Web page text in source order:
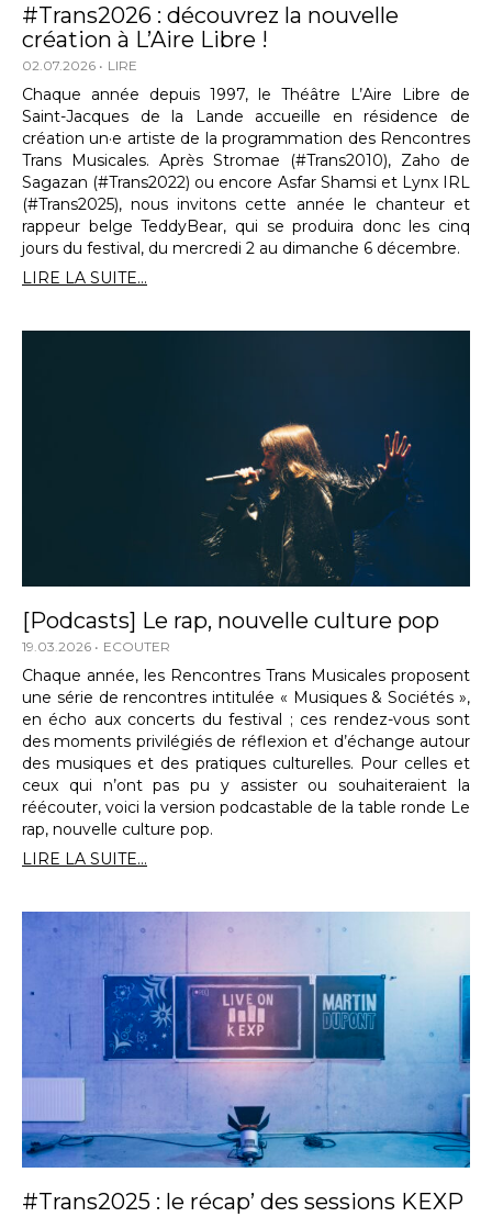
#Trans2026 : découvrez la nouvelle
création à L’Aire Libre !
02.07.2026 LIRE
Chaque année depuis 1997, le Théâtre L’Aire Libre de
Saint-Jacques de la Lande accueille en résidence de
création un·e artiste de la programmation des Rencontres
Trans Musicales. Après Stromae (#Trans2010), Zaho de
Sagazan (#Trans2022) ou encore Asfar Shamsi et Lynx IRL
(#Trans2025), nous invitons cette année le chanteur et
rappeur belge TeddyBear, qui se produira donc les cinq
jours du festival, du mercredi 2 au dimanche 6 décembre.
LIRE LA SUITE...
[Podcasts] Le rap, nouvelle culture pop
19.03.2026 ECOUTER
Chaque année, les Rencontres Trans Musicales proposent
une série de rencontres intitulée « Musiques & Sociétés »,
en écho aux concerts du festival ; ces rendez-vous sont
des moments privilégiés de réflexion et d’échange autour
des musiques et des pratiques culturelles. Pour celles et
ceux qui n’ont pas pu y assister ou souhaiteraient la
réécouter, voici la version podcastable de la table ronde Le
rap, nouvelle culture pop.
LIRE LA SUITE...
#Trans2025 : le récap’ des sessions KEXP